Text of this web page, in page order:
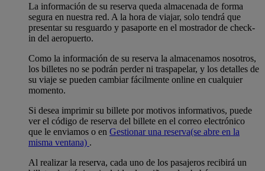
La información de su reserva queda almacenada de forma
segura en nuestra red. A la hora de viajar, solo tendrá que
presentar su resguardo y pasaporte en el mostrador de check-
in del aeropuerto.
Como la información de su reserva la almacenamos nosotros,
los billetes no se podrán perder ni traspapelar, y los detalles de
su viaje se pueden cambiar fácilmente online en cualquier
momento.
Si desea imprimir su billete por motivos informativos, puede
ver el código de reserva del billete en el correo electrónico
que le enviamos o en Gestionar una reserva(se abre en la
misma ventana) .
Al realizar la reserva, cada uno de los pasajeros recibirá un